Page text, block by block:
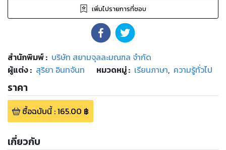
เพิ่มไปรายการที่ชอบ
สำนักพิมพ์: บริษัท สยามจุลละมณฑล จำกัด
ผู้แต่ง : สุริยา อินทจันท หมวดหมู่: เรียนภาษา, ความรู้ทั่วไป
ราคา
ซื้อฉบับนี้:165.00 ฿
เกี่ยวกับ